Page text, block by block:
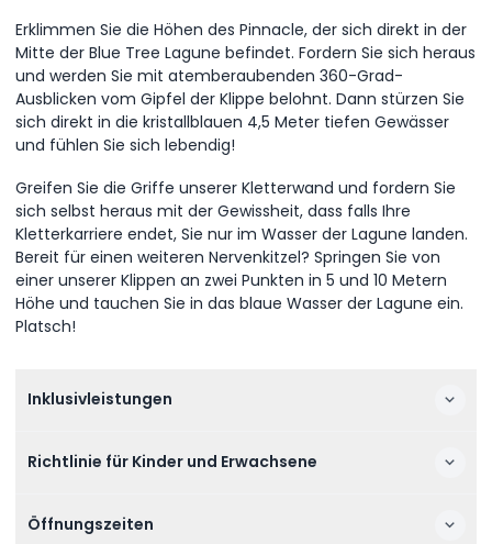
Erklimmen Sie die Höhen des Pinnacle, der sich direkt in der
Mitte der Blue Tree Lagune befindet. Fordern Sie sich heraus
und werden Sie mit atemberaubenden 360-Grad-
Ausblicken vom Gipfel der Klippe belohnt. Dann stürzen Sie
sich direkt in die kristallblauen 4,5 Meter tiefen Gewässer
und fühlen Sie sich lebendig!
Greifen Sie die Griffe unserer Kletterwand und fordern Sie
sich selbst heraus mit der Gewissheit, dass falls Ihre
Kletterkarriere endet, Sie nur im Wasser der Lagune landen.
Bereit für einen weiteren Nervenkitzel? Springen Sie von
einer unserer Klippen an zwei Punkten in 5 und 10 Metern
Höhe und tauchen Sie in das blaue Wasser der Lagune ein.
Platsch!
Inklusivleistungen
Richtlinie für Kinder und Erwachsene
Öffnungszeiten